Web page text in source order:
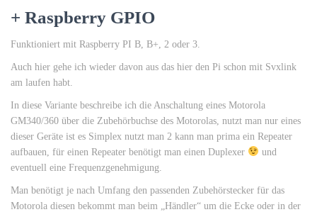
+ Raspberry GPIO
Funktioniert mit Raspberry PI B, B+, 2 oder 3.
Auch hier gehe ich wieder davon aus das hier den Pi schon mit Svxlink
am laufen habt.
In diese Variante beschreibe ich die Anschaltung eines Motorola
GM340/360 über die Zubehörbuchse des Motorolas, nutzt man nur eines
dieser Geräte ist es Simplex nutzt man 2 kann man prima ein Repeater
aufbauen, für einen Repeater benötigt man einen Duplexer
und
eventuell eine Frequenzgenehmigung.
Man benötigt je nach Umfang den passenden Zubehörstecker für das
Motorola diesen bekommt man beim „Händler“ um die Ecke oder in der